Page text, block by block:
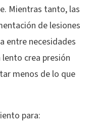
Mientras tanto, las
de lesiones
entre necesidades
crea presión
menos de lo que
para: